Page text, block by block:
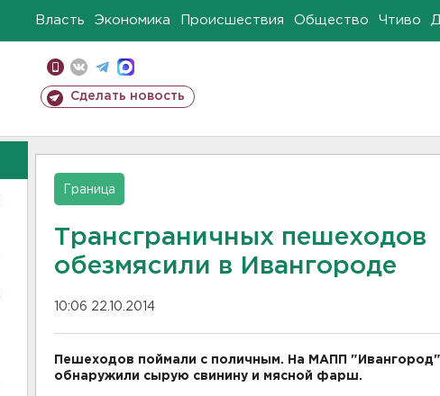
Власть Экономика Происшествия Общество Чтиво
Сделать новость
Граница
Трансграничных пешеходов
обезмясили в Ивангороде
10:06 22.10.2014
Пешеходов поймали с поличным. На МАПП
обнаружили сырую свинину и мясной фарш.